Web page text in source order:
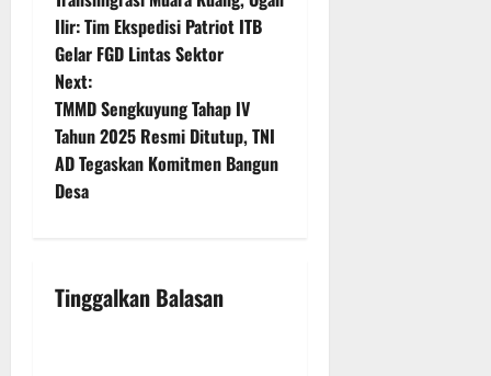
s
t
n
a
g
Ilir: Tim Ekspedisi Patriot ITB
Gelar FGD Lintas Sektor
Next:
TMMD Sengkuyung Tahap IV
Tahun 2025 Resmi Ditutup, TNI
AD Tegaskan Komitmen Bangun
Desa
Tinggalkan Balasan